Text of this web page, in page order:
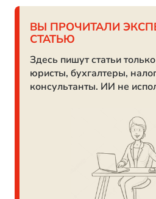
ВЫ ПРОЧИТАЛИ
СТАТЬЮ
Здесь пишут статьи
юристы, бухгалтеры,
консультанты. ИИ не